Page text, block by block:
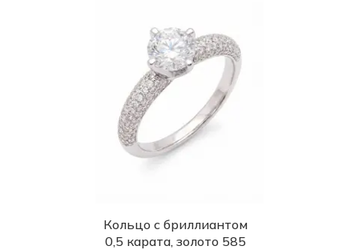
Кольцо с бриллиантом
0,5 карата, золото 585